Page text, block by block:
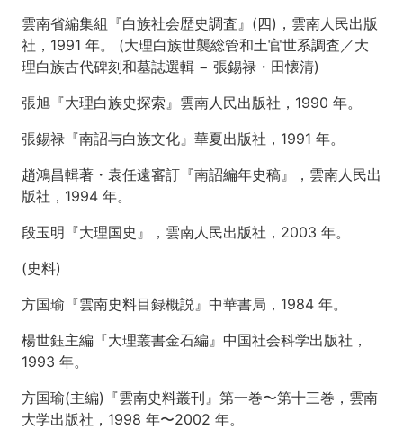
南
統
一
第
回
詔
国
よ
雲
統
第
11
回
南
雲南省編集組『白族社会歴史調査』(四)，雲南人民出版
社，1991 年。 (大理白族世襲総管和土官世系調査／大
理白族古代碑刻和墓誌選輯 − 張錫禄・田懐清)
張旭『大理白族史探索』雲南人民出版社，1990 年。
張錫禄『南詔与白族文化』華夏出版社，1991 年。
趙鴻昌輯著・袁任遠審訂『南詔編年史稿』，雲南人民出
版社，1994 年。
段玉明『大理国史』，雲南人民出版社，2003 年。
(史料)
方国瑜『雲南史料目録概説』中華書局，1984 年。
楊世鈺主編『大理叢書金石編』中国社会科学出版社，
1993 年。
方国瑜(主編)『雲南史料叢刊』第一巻〜第十三巻，雲南
大学出版社，1998 年〜2002 年。